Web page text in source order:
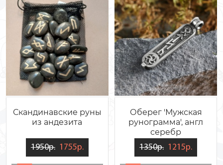
Скандинавские руны
из андезита
1950р. 1755р.
Оберег 'Мужская
рунограмма', англ
серебр
1350р. 1215р.